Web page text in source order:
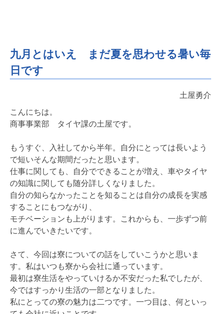
九月とはいえ まだ夏を思わせる暑い毎
日です
土屋勇介
こんにちは。
商事事業部 タイヤ課の土屋です。
もうすぐ、入社してから半年。自分にとっては長いよう
で短いそんな期間だったと思います。
仕事に関しても、自分でできることが増え、車やタイヤ
の知識に関しても随分詳しくなりました。
自分の知らなかったことを知ることは自分の成長を実感
することにもつながり、
モチベーションも上がります。これからも、一歩ずつ前
に進んでいきたいです。
さて、今回は寮についての話をしていこうかと思いま
す。私はいつも寮から会社に通っています。
最初は寮生活をやっていけるか不安だった私でしたが、
今ではすっかり生活の一部となりました。
私にとっての寮の魅力は二つです。一つ目は、何といっ